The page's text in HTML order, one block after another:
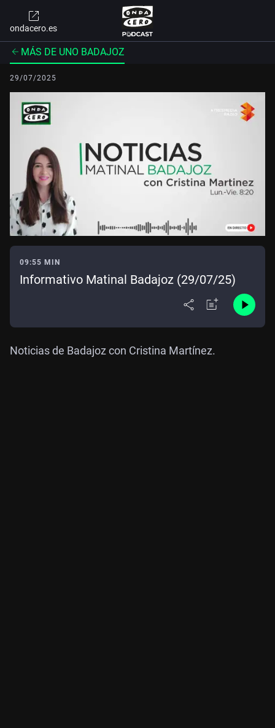
ondacero.es
MÁS DE UNO BADAJOZ
29/07/2025
09:55 MIN
Informativo Matinal Badajoz (29/07/25)
Noticias de Badajoz con Cristina Martínez.